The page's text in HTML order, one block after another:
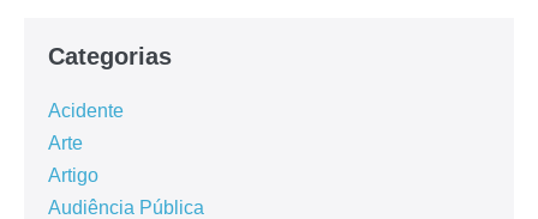
Categorias
Acidente
Arte
Artigo
Audiência Pública